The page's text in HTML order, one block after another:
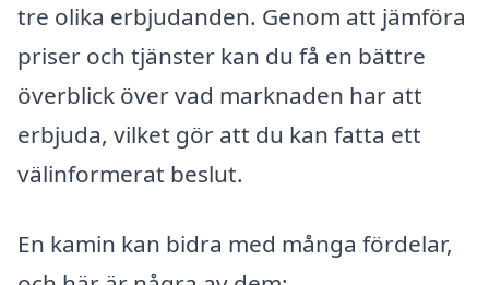
tre olika erbjudanden. Genom att jämföra
priser och tjänster kan du få en bättre
överblick över vad marknaden har att
erbjuda, vilket gör att du kan fatta ett
välinformerat beslut.
En kamin kan bidra med många fördelar,